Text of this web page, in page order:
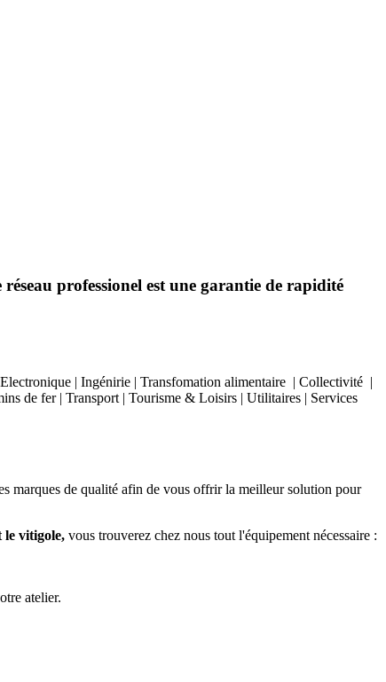
professionel est une garantie de rapidité
| Ingénirie | Transfomation alimentaire | Collectivité |
de fer | Transport | Tourisme & Loisirs | Utilitaires | Services
marques de qualité afin de vous offrir la meilleur solution pour
le vitigole, vous trouverez chez nous tout l'équipement nécessaire :
atelier.